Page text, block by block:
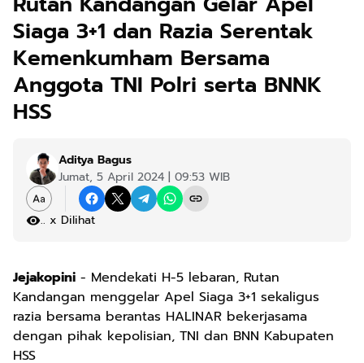
Siaga 3+1 dan Razia Serentak
Kemenkumham Bersama
Anggota TNI Polri serta BNNK
HSS
Aditya Bagus
Jumat, 5 April 2024 | 09:53 WIB
.x Dilihat
Jejakopini - Mendekati H-5 lebaran, Rutan
Kandangan menggelar Apel Siaga 3+1 sekaligus
razia bersama berantas HALINAR bekerjasama
dengan pihak kepolisian, TNI dan BNN Kabupaten
HSS